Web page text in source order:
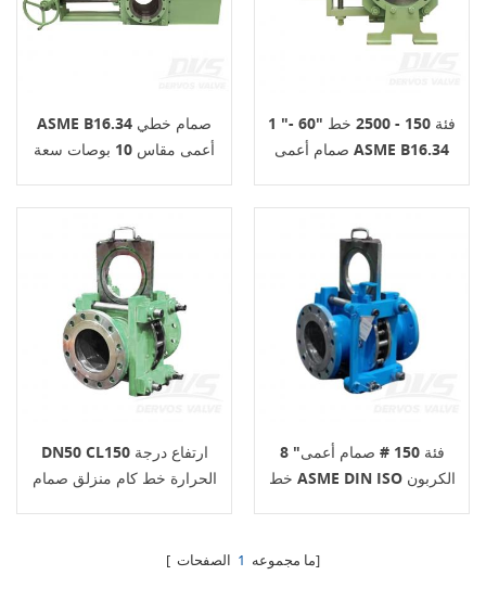
ASME B16.34 صمام خطي
أعمى مقاس 10 بوصات سعة
1 "- 60" فئة 150 - 2500 خط
صمام أعمى ASME B16.34
DN50 CL150 ارتفاع درجة
الحرارة خط كام منزلق صمام
8 "فئة 150 # صمام أعمى
خط ASME DIN ISO الكربون
[ ما مجموعه 1 الصفحات]